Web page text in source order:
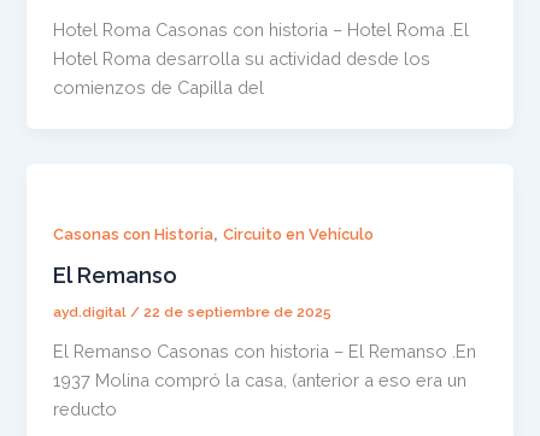
Hotel Roma Casonas con historia – Hotel Roma .El
Hotel Roma desarrolla su actividad desde los
comienzos de Capilla del
Casonas con Historia,Circuito en Vehículo
El Remanso
ayd.digital/22 de septiembre de 2025
El Remanso Casonas con historia – El Remanso .En
1937 Molina compró la casa, (anterior a eso era un
reducto